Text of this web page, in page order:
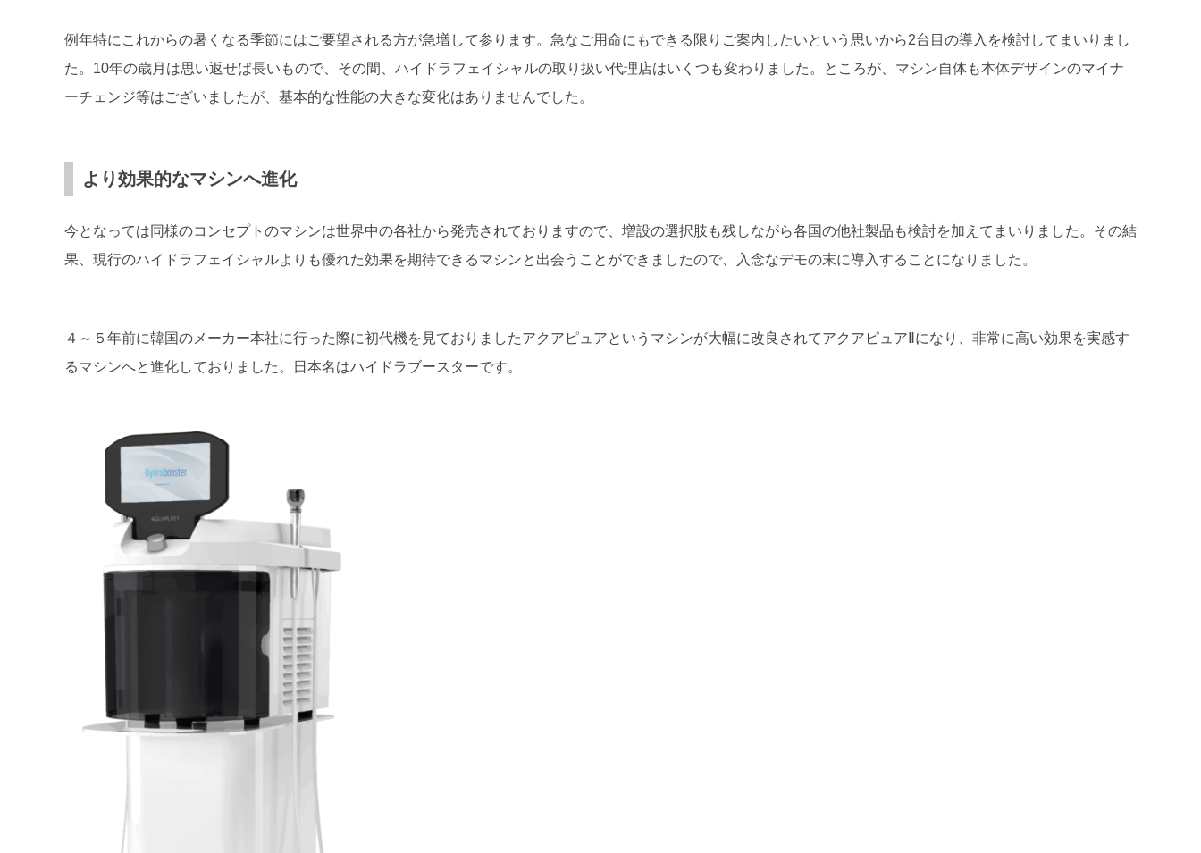
例年特にこれからの暑くなる季節にはご要望される方が急増して参ります。急なご用命にもできる限りご案内したいという思いから2台目の導入を検討してまいりまし
た。10年の歳月は思い返せば長いもので、その間、ハイドラフェイシャルの取り扱い代理店はいくつも変わりました。ところが、マシン自体も本体デザインのマイナ
ーチェンジ等はございましたが、基本的な性能の大きな変化はありませんでした。
より効果的なマシンへ進化
今となっては同様のコンセプトのマシンは世界中の各社から発売されておりますので、増設の選択肢も残しながら各国の他社製品も検討を加えてまいりました。その結
果、現行のハイドラフェイシャルよりも優れた効果を期待できるマシンと出会うことができましたので、入念なデモの末に導入することになりました。
４～５年前に韓国のメーカー本社に行った際に初代機を見ておりましたアクアピュアというマシンが大幅に改良されてアクアピュアⅡになり、非常に高い効果を実感す
るマシンへと進化しておりました。日本名はハイドラブースターです。